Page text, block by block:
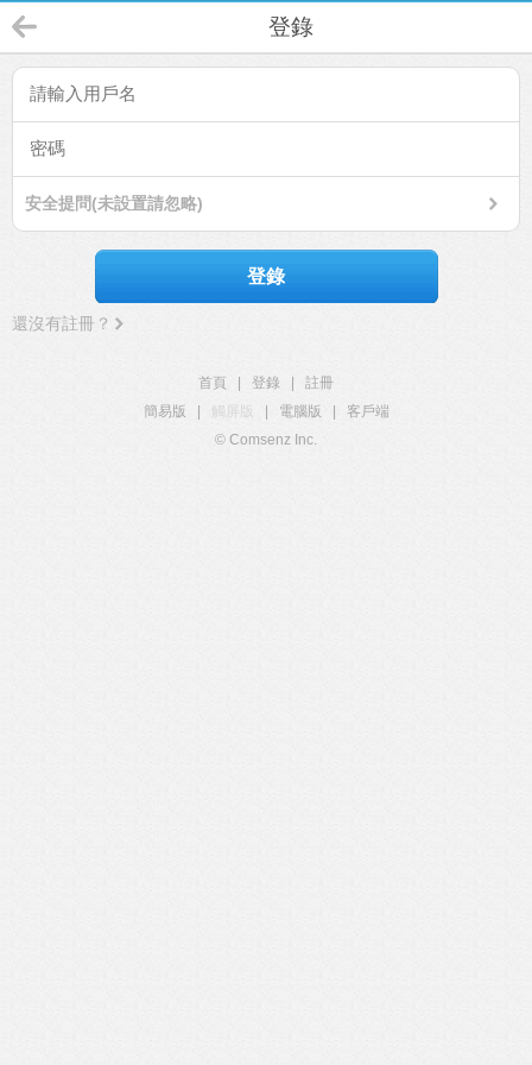
登錄
安全提問(未設置請忽略)
登錄
還沒有註冊？
首頁 登錄
註冊
簡易版
觸屏版 電腦版
客戶端
© Comsenz Inc.